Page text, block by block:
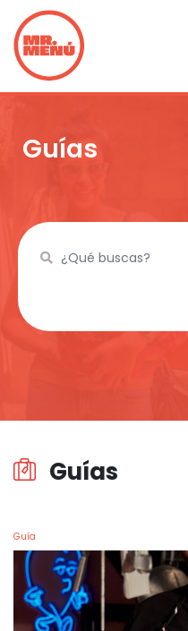
Guías
Guías
Guía